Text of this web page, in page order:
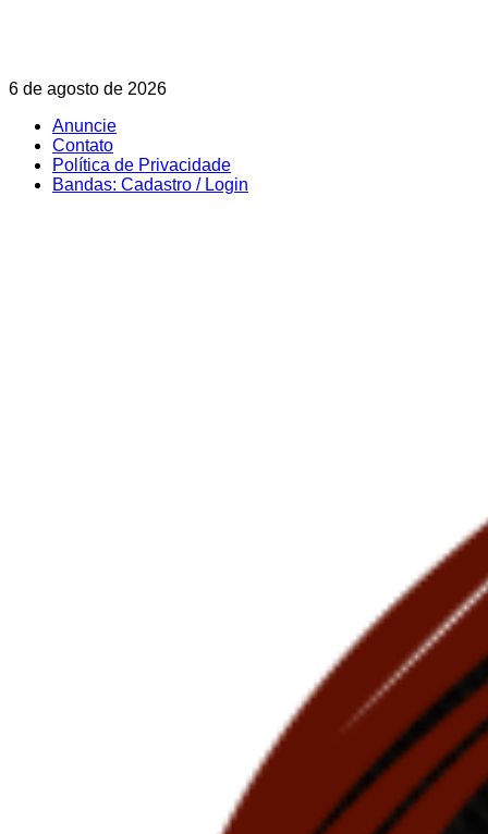
Skip
content
6 de agosto de 2026
Anuncie
Contato
Política de Privacidade
Bandas: Cadastro / Login